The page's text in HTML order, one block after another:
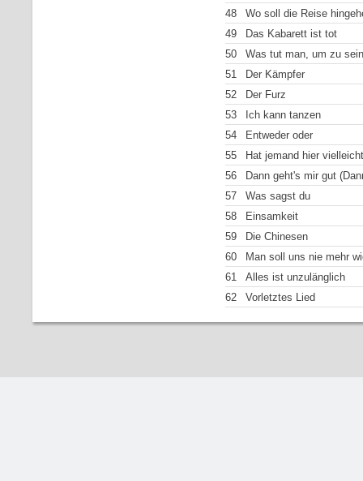
48
Wo soll die Reise
49
Das Kabarett ist tot
50
Was tut man, um zu sein
51
Der Kämpfer
52
Der Furz
53
Ich kann tanzen
54
Entweder oder
55
Hat jemand hier
56
Dann geht's mir gut
57
Was sagst du
58
Einsamkeit
59
Die Chinesen
60
Man soll uns nie mehr
61
Alles ist unzulänglich
62
Vorletztes Lied